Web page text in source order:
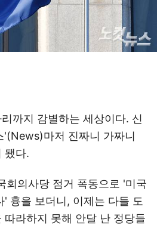
까지 감별하는 세상이다. 신
'(News)마저 진짜니 가짜니
됐다.
회의사당 점거 폭동으로 '미국
흉을 보더니, 이제는 다들 도
따라하지 못해 안달 난 정당들